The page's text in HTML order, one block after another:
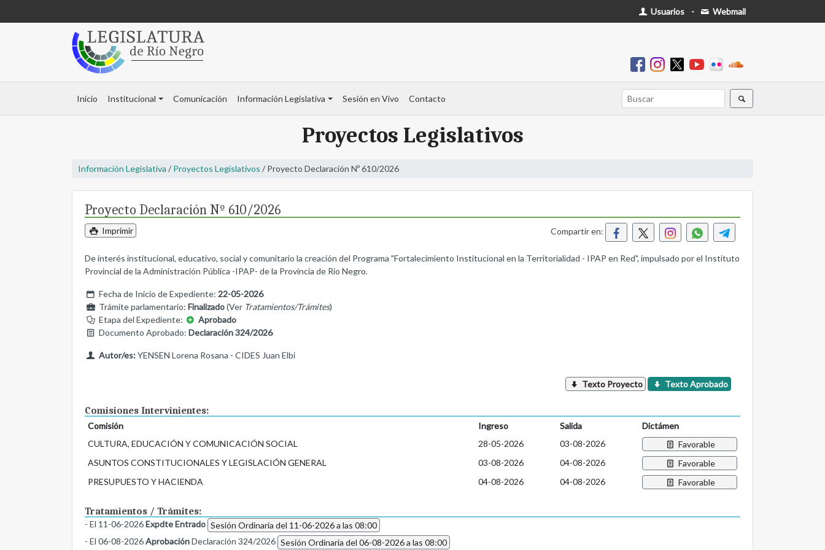
Usuarios - Webmail
Inicio Institucional Comunicación Información Legislativa Sesión en Vivo Contacto
Proyectos Legislativos
Información Legislativa / Proyectos Legislativos / Proyecto Declaración Nº 610/2026
Proyecto Declaración Nº 610/2026
Imprimir Compartir en:
De interés institucional, educativo, social y comunitario la creación del Programa "Fortalecimiento Institucional en la Territorialidad - IPAP en Red", impulsado por el Instituto
Provincial de la Administración Pública -IPAP- de la Provincia de Río Negro.
Fecha de Inicio de Expediente: 22-05-2026
Trámite parlamentario: Finalizado(Ver Tratamientos/Trámites)
Etapa del Expediente:
Aprobado
Documento Aprobado: Declaración 324/2026
Autor/es:YENSEN Lorena Rosana - CIDES Juan Elbi
Texto Proyecto Texto Aprobado
Comisiones Intervinientes:
Comisión Ingreso Salida
Dictámen
CULTURA, EDUCACIÓN Y COMUNICACIÓN SOCIAL
28-05-2026 03-08-2026
Favorable
ASUNTOS CONSTITUCIONALES Y LEGISLACIÓN GENERAL
03-08-2026 04-08-2026
Favorable
PRESUPUESTO Y HACIENDA
04-08-2026 04-08-2026 Favorable
Tratamientos / Trámites:
- El 11-06-2026Expdte Entrado Sesión Ordinaria del 11-06-2026 a las 08:00
- El 06-08-2026AprobaciónDeclaración 324/2026 Sesión Ordinaria del 06-08-2026 a las 08:00